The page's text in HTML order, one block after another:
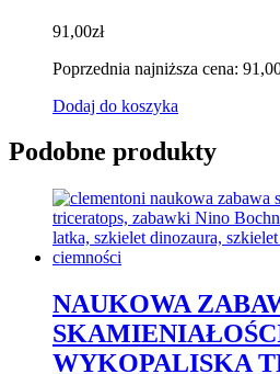
91,00zł
Poprzednia najniższa cena:
Dodaj do koszyka
Podobne produkty
NAUKOWA
WYKOPALISKA